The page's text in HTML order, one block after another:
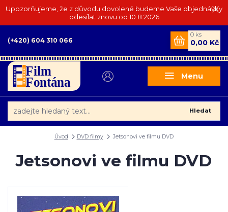
Upozorňujeme, že z důvodu dovolené budeme Vaše objednávky
odesílat znovu od 10.8.2026
Menu
Hledat
(+420) 604 310 066
0 ks
0,00 Kč
Úvod DVD filmy Jetsonovi ve filmu DVD
Jetsonovi ve filmu DVD